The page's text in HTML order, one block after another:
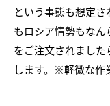
という事態も想定
もロシア情勢もな
をご注文されまし
します。※軽微な作